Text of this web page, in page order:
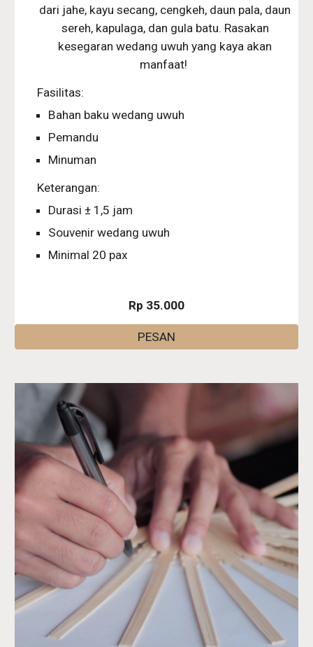
dari jahe, kayu secang, cengkeh, daun pala, daun
sereh, kapulaga, dan gula batu. Rasakan
kesegaran wedang uwuh yang kaya akan
manfaat!
Fasilitas:
Bahan baku wedang uwuh
Pemandu
Minuman
Keterangan:
Durasi ± 1,5 jam
Souvenir wedang uwuh
Minimal 20 pax
Rp 35.000
PESAN